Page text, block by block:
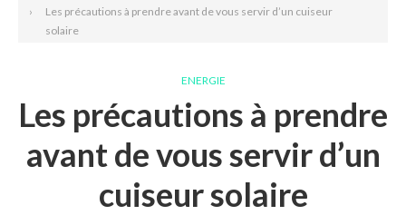
Les précautions à prendre avant de vous servir d’un cuiseur
solaire
ENERGIE
Les précautions à prendre
avant de vous servir d’un
cuiseur solaire